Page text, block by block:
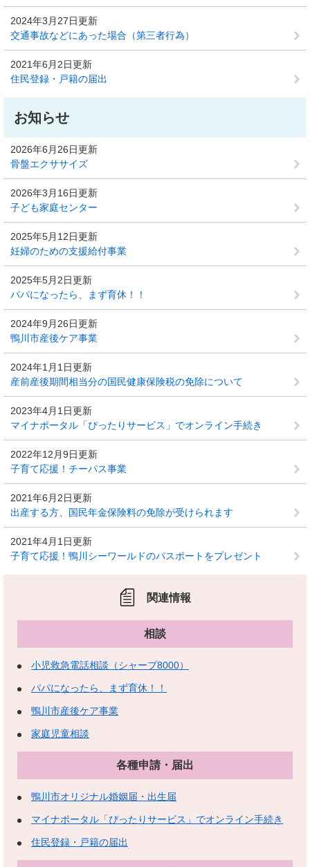
2024年3月27日更新
交通事故などにあった場合（第三者行為）
2021年6月2日更新
住民登録・戸籍の届出
お知らせ
2026年6月26日更新
骨盤エクササイズ
2026年3月16日更新
子ども家庭センター
2025年5月12日更新
妊婦のための支援給付事業
2025年5月2日更新
パパになったら、まず育休！！
2024年9月26日更新
鴨川市産後ケア事業
2024年1月1日更新
産前産後期間相当分の国民健康保険税の免除について
2023年4月1日更新
マイナポータル「ぴったりサービス」でオンライン手続き
2022年12月9日更新
子育て応援！チーパス事業
2021年6月2日更新
出産する方、国民年金保険料の免除が受けられます
2021年4月1日更新
子育て応援！鴨川シーワールドのパスポートをプレゼント
関連情報
相談
小児救急電話相談（シャープ8000）
パパになったら、まず育休！！
鴨川市産後ケア事業
家庭児童相談
各種申請・届出
鴨川市オリジナル婚姻届・出生届
マイナポータル「ぴったりサービス」でオンライン手続き
住民登録・戸籍の届出